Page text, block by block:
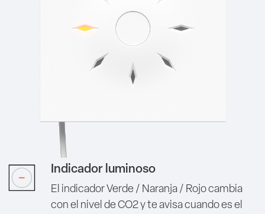
Indicador luminoso
El indicador Verde / Naranja / Rojo cambia
con el nivel de CO2 y te avisa cuando es el